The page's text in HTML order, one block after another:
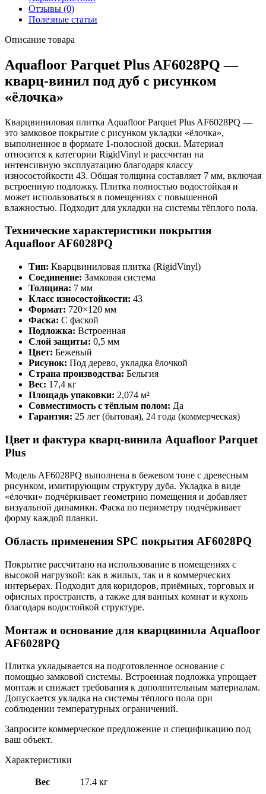
Отзывы (0)
Полезные статьи
Описание товара
Aquafloor Parquet Plus AF6028PQ —
кварц-винил под дуб с рисунком
«ёлочка»
Кварцвиниловая плитка Aquafloor Parquet Plus AF6028PQ —
это замковое покрытие с рисунком укладки «ёлочка»,
выполненное в формате 1-полосной доски. Материал
относится к категории RigidVinyl и рассчитан на
интенсивную эксплуатацию благодаря классу
износостойкости 43. Общая толщина составляет 7 мм, включая
встроенную подложку. Плитка полностью водостойкая и
может использоваться в помещениях с повышенной
влажностью. Подходит для укладки на системы тёплого пола.
Технические характеристики покрытия
Aquafloor AF6028PQ
Тип: Кварцвиниловая плитка (RigidVinyl)
Соединение: Замковая система
Толщина: 7 мм
Класс износостойкости: 43
Формат: 720×120 мм
Фаска: С фаской
Подложка: Встроенная
Слой защиты: 0,5 мм
Цвет: Бежевый
Рисунок: Под дерево, укладка ёлочкой
Страна производства: Бельгия
Вес: 17,4 кг
Площадь упаковки: 2,074 м²
Совместимость с тёплым полом: Да
Гарантия: 25 лет (бытовая), 24 года (коммерческая)
Цвет и фактура кварц-винила Aquafloor Parquet
Plus
Модель AF6028PQ выполнена в бежевом тоне с древесным
рисунком, имитирующим структуру дуба. Укладка в виде
«ёлочки» подчёркивает геометрию помещения и добавляет
визуальной динамики. Фаска по периметру подчёркивает
форму каждой планки.
Область применения SPC покрытия AF6028PQ
Покрытие рассчитано на использование в помещениях с
высокой нагрузкой: как в жилых, так и в коммерческих
интерьерах. Подходит для коридоров, приёмных, торговых и
офисных пространств, а также для ванных комнат и кухонь
благодаря водостойкой структуре.
Монтаж и основание для кварцвинила Aquafloor
AF6028PQ
Плитка укладывается на подготовленное основание с
помощью замковой системы. Встроенная подложка упрощает
монтаж и снижает требования к дополнительным материалам.
Допускается укладка на системы тёплого пола при
соблюдении температурных ограничений.
Запросите коммерческое предложение и спецификацию под
ваш объект.
Характеристики
Вес 17.4 кг